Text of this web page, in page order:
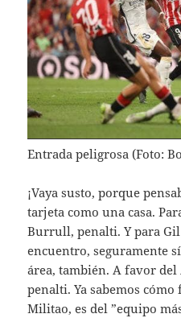
Entrada peligrosa (Foto:
¡Vaya susto, porque
tarjeta como una casa.
Burrull, penalti. Y para
encuentro, seguramente
área, también. A favor
penalti. Ya sabemos
Militao, es del ”equipo